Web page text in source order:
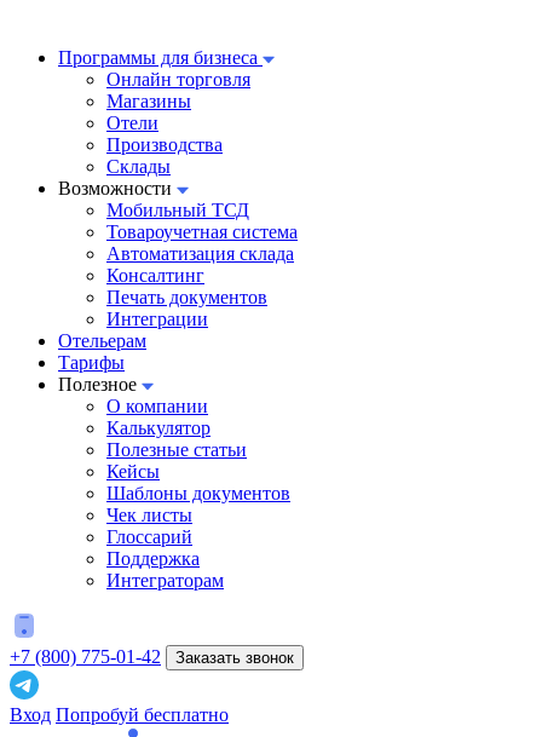
Программы для бизнеса
Онлайн торговля
Магазины
Отели
Производства
Склады
Возможности
Мобильный ТСД
Товароучетная система
Автоматизация склада
Консалтинг
Печать документов
Интеграции
Отельерам
Тарифы
Полезное
О компании
Калькулятор
Полезные статьи
Кейсы
Шаблоны документов
Чек листы
Глоссарий
Поддержка
Интеграторам
+7 (800) 775-01-42 Заказать звонок
Вход Попробуй бесплатно